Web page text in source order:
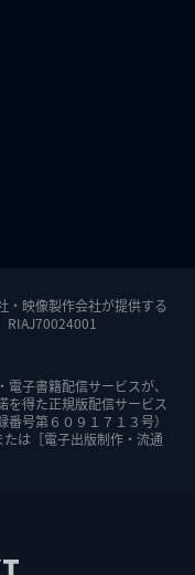
・映像製作会社が提供する
RIAJ70024001
子書籍配信サービスが、
を得た正規版配信サービス
号第６０９１７１３号）
は［電子出版制作・流通